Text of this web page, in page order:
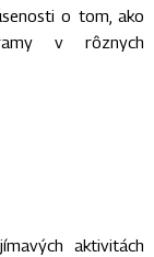
o tom, ako
v rôznych
aktivitách